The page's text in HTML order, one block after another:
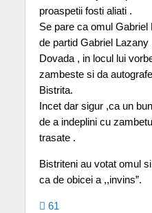
proaspetii fosti aliati .
Se pare ca omul
de partid Gabriel Lazany
Dovada , in locul lui
zambeste si da
Bistrita.
Incet dar sigur ,ca un
de a indeplini cu
trasate .
Bistriteni au votat omul
ca de obicei a ,,invins”.
61